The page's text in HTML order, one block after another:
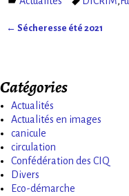
← Sécheresse été 2021
Catégories
Actualités
Actualités en images
canicule
circulation
Confédération des CIQ
Divers
Eco-démarche